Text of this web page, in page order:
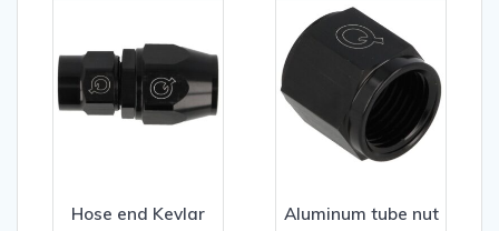
Hose end Kevlar
Aluminum tube nut